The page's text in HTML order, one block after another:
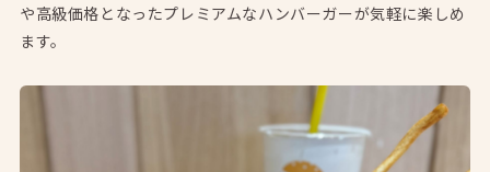
や高級価格となったプレミアムなハンバーガーが気軽に楽しめ
ます。